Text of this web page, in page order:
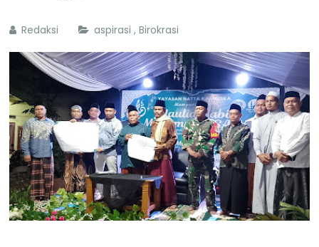
Redaksi aspirasi,Birokrasi